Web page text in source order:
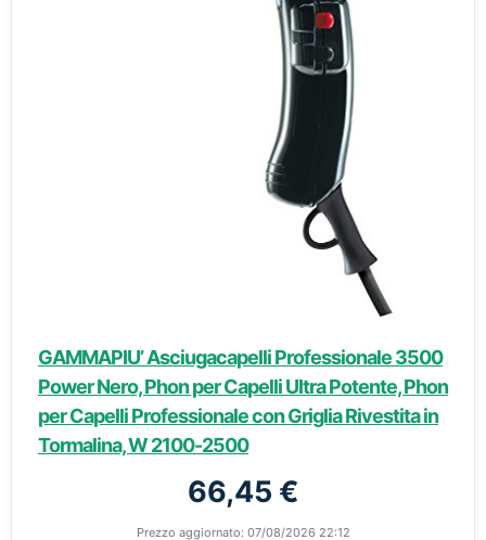
GAMMAPIU’ Asciugacapelli Professionale 3500
Power Nero, Phon per Capelli Ultra Potente, Phon
per Capelli Professionale con Griglia Rivestita in
Tormalina, W 2100-2500
66,45 €
Prezzo aggiornato: 07/08/2026 22:12